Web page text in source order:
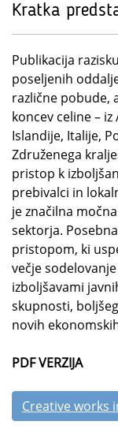
Kratka
Publikacija
poseljenih
različne pobude,
koncev celine –
Islandije, Italije,
Združenega
pristop k
prebivalci in
je značilna
sektorja.
pristopom, ki
večje
izboljšavami
skupnosti,
novih
PDF VERZIJA
Creative works